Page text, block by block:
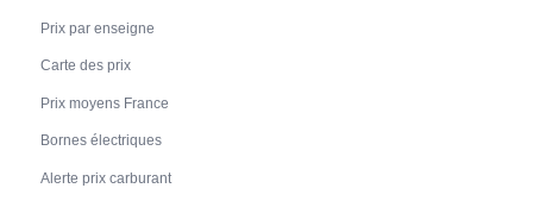
Prix par enseigne
Carte des prix
Prix moyens France
Bornes électriques
Alerte prix carburant